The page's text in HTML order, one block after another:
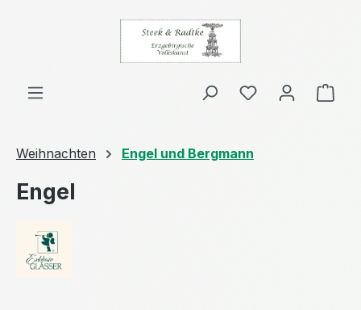
Zum Hauptinhalt springen
Weihnachten Engel und Bergmann
Engel